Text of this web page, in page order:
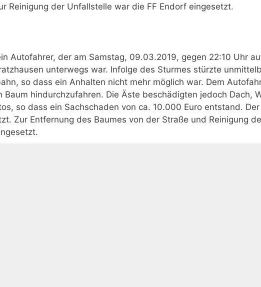
Reinigung der Unfallstelle war die FF Endorf eingesetzt.
Autofahrer, der am Samstag, 09.03.2019, gegen 22:10 Uhr
unterwegs war. Infolge des Sturmes stürzte
so dass ein Anhalten nicht mehr möglich war. Dem
Baum hindurchzufahren. Die Äste beschädigten jedoch Dach,
so dass ein Sachschaden von ca. 10.000 Euro entstand.
Zur Entfernung des Baumes von der Straße und Reinigung